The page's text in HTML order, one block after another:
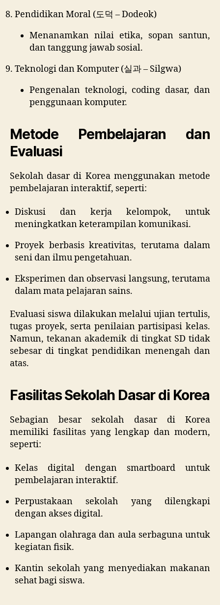
Pendidikan Moral (도덕 – Dodeok)
Menanamkan nilai etika, sopan santun,
dan tanggung jawab sosial.
Teknologi dan Komputer (실과 – Silgwa)
Pengenalan teknologi, coding dasar, dan
penggunaan komputer.
Metode Pembelajaran dan
Evaluasi
Sekolah dasar di Korea menggunakan metode
pembelajaran interaktif, seperti:
Diskusi dan kerja kelompok, untuk
meningkatkan keterampilan komunikasi.
Proyek berbasis kreativitas, terutama dalam
seni dan ilmu pengetahuan.
Eksperimen dan observasi langsung, terutama
dalam mata pelajaran sains.
Evaluasi siswa dilakukan melalui ujian tertulis,
tugas proyek, serta penilaian partisipasi kelas.
Namun, tekanan akademik di tingkat SD tidak
sebesar di tingkat pendidikan menengah dan
atas.
Fasilitas Sekolah Dasar di Korea
Sebagian besar sekolah dasar di Korea
memiliki fasilitas yang lengkap dan modern,
seperti:
Kelas digital dengan smartboard untuk
pembelajaran interaktif.
Perpustakaan sekolah yang dilengkapi
dengan akses digital.
Lapangan olahraga dan aula serbaguna untuk
kegiatan fisik.
Kantin sekolah yang menyediakan makanan
sehat bagi siswa.